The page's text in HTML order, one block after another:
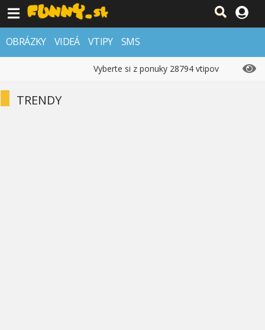
OBRÁZKY VIDEÁ VTIPY SMS
Vyberte si z ponuky 28794 vtipov
TRENDY